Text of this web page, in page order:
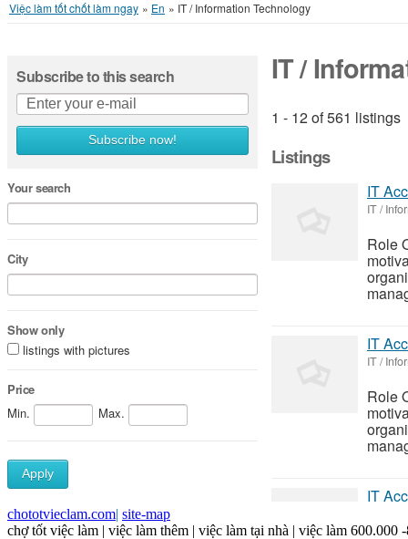
chototvieclam.com| site-map
chợ tốt việc làm | việc làm thêm | việc làm tại nhà | việc làm 600.000